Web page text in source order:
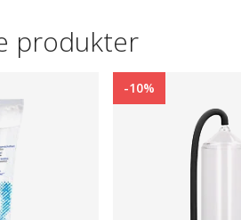
produkter
-10%